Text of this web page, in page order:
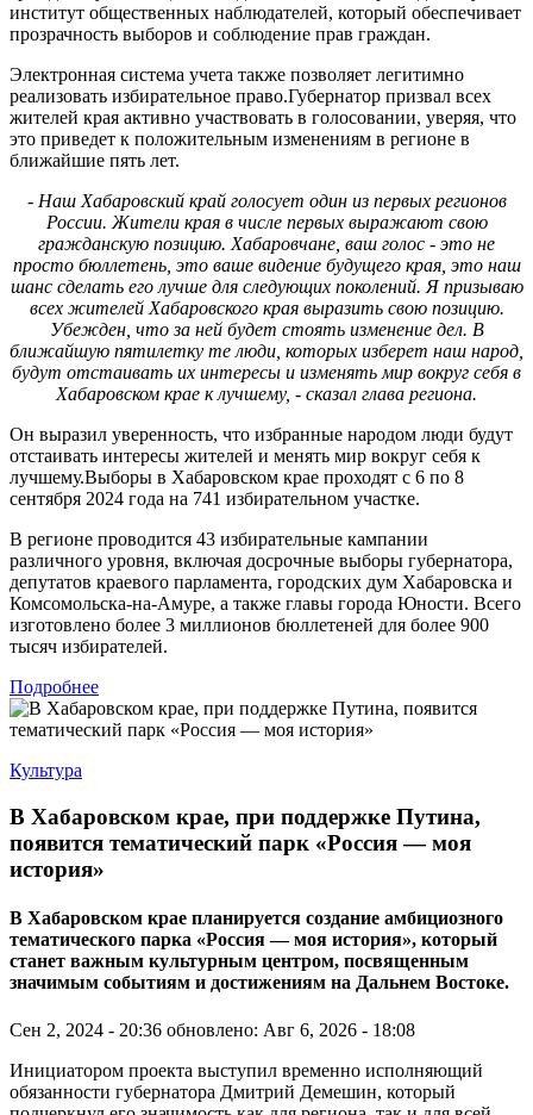
институт общественных наблюдателей, который обеспечивает
прозрачность выборов и соблюдение прав граждан.
Электронная система учета также позволяет легитимно
реализовать избирательное право.Губернатор призвал всех
жителей края активно участвовать в голосовании, уверяя, что
это приведет к положительным изменениям в регионе в
ближайшие пять лет.
- Наш Хабаровский край голосует один из первых регионов
России. Жители края в числе первых выражают свою
гражданскую позицию. Хабаровчане, ваш голос - это не
просто бюллетень, это ваше видение будущего края, это наш
шанс сделать его лучше для следующих поколений. Я призываю
всех жителей Хабаровского края выразить свою позицию.
Убежден, что за ней будет стоять изменение дел. В
ближайшую пятилетку те люди, которых изберет наш народ,
будут отстаивать их интересы и изменять мир вокруг себя в
Хабаровском крае к лучшему, - сказал глава региона.
Он выразил уверенность, что избранные народом люди будут
отстаивать интересы жителей и менять мир вокруг себя к
лучшему.Выборы в Хабаровском крае проходят с 6 по 8
сентября 2024 года на 741 избирательном участке.
В регионе проводится 43 избирательные кампании
различного уровня, включая досрочные выборы губернатора,
депутатов краевого парламента, городских дум Хабаровска и
Комсомольска-на-Амуре, а также главы города Юности. Всего
изготовлено более 3 миллионов бюллетеней для более 900
тысяч избирателей.
Подробнее
Культура
В Хабаровском крае, при поддержке Путина,
появится тематический парк «Россия — моя
история»
В Хабаровском крае планируется создание амбициозного
тематического парка «Россия — моя история», который
станет важным культурным центром, посвященным
значимым событиям и достижениям на Дальнем Востоке.
Сен 2, 2024 - 20:36 обновлено: Авг 6, 2026 - 18:08
Инициатором проекта выступил временно исполняющий
обязанности губернатора Дмитрий Демешин, который